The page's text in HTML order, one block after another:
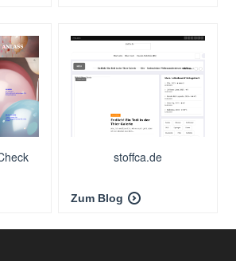
stoffca.de
Zum Blog